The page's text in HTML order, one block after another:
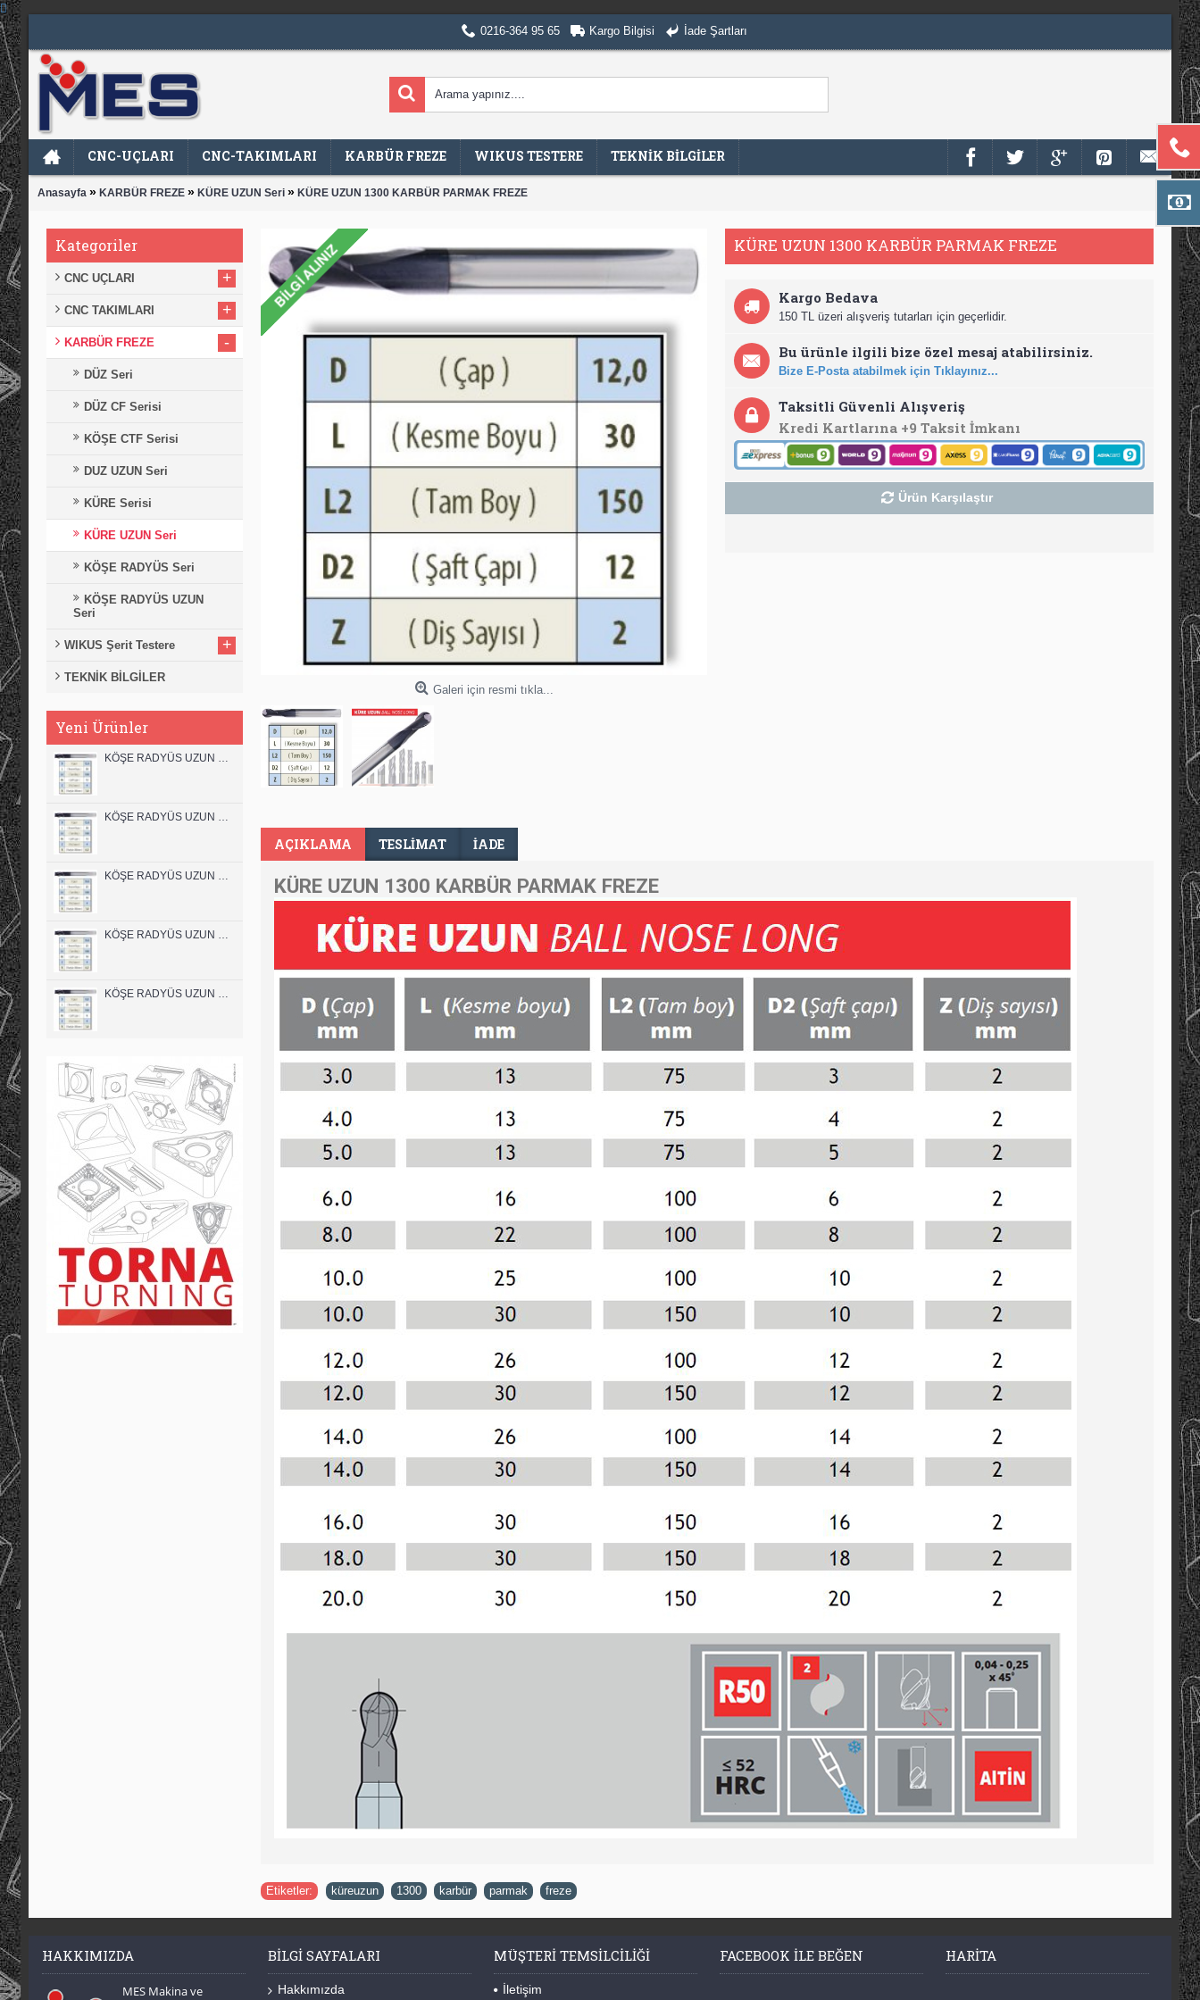
0216-364 95 65 Kargo Bilgisi İade Şartları
CNC-UÇLARI CNC-TAKIMLARI KARBÜR FREZE WIKUS TESTERE TEKNİK BİLGİLER
Anasayfa » KARBÜR FREZE » KÜRE UZUN Seri » KÜRE UZUN 1300 KARBÜR PARMAK FREZE
Kategoriler
CNC UÇLARI +
CNC TAKIMLARI +
KARBÜR FREZE -
DÜZ Seri
DÜZ CF Serisi
KÖŞE CTF Serisi
DUZ UZUN Seri
KÜRE Serisi
KÜRE UZUN Seri
KÖŞE RADYÜS Seri
KÖŞE RADYÜS UZUN
Seri
WIKUS Şerit Testere +
TEKNİK BİLGİLER
Yeni Ürünler
Galeri için resmi tıkla...
KÜRE UZUN 1300 KARBÜR PARMAK FREZE
Kargo Bedava
150 TL üzeri alışveriş tutarları için geçerlidir.
Bu ürünle ilgili bize özel mesaj atabilirsiniz.
Bize E-Posta atabilmek için Tıklayınız...
Taksitli Güvenli Alışveriş
Kredi Kartlarına +9 Taksit İmkanı
Ürün Karşılaştır
AÇIKLAMA TESLIMAT İADE
KÜRE UZUN 1300 KARBÜR PARMAK FREZE
Etiketler: küreuzun 1300 karbür parmak freze
HAKKIMIZDA
MES Makina ve
BILGI SAYFALARI
Hakkımızda
MÜŞTERI TEMSILCILIĞI
İletişim
FACEBOOK ILE BEĞEN HARITA